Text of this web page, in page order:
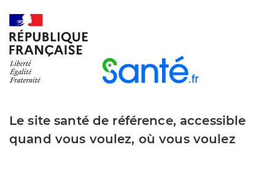
Le site santé de référence, accessible
quand vous voulez, où vous voulez